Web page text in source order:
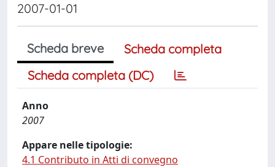
2007-01-01
Scheda breve
Scheda completa
Scheda completa (DC)
Anno
2007
Appare nelle tipologie:
4.1 Contributo in Atti di convegno